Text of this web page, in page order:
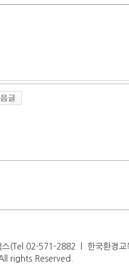
(Tel.02-571-2882 l 한국환경교
rights Reserved.